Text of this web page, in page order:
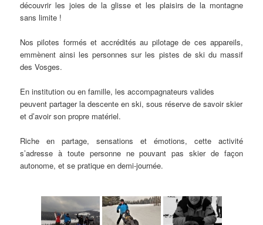
découvrir les joies de la glisse et les plaisirs de la montagne
sans limite !
Nos pilotes formés et accrédités au pilotage de ces appareils,
emmènent ainsi les personnes sur les pistes de ski du massif
des Vosges.
En institution ou en famille, les accompagnateurs valides
peuvent partager la descente en ski, sous réserve de savoir skier
et d’avoir son propre matériel.
Riche en partage, sensations et émotions, cette activité
s’adresse à toute personne ne pouvant pas skier de façon
autonome, et se pratique en demi-journée.